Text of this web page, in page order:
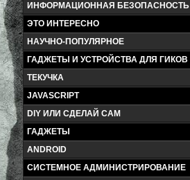
ИНФОРМАЦИОННАЯ БЕЗОПАСНОСТЬ
ЭТО ИНТЕРЕСНО
НАУЧНО-ПОПУЛЯРНОЕ
ГАДЖЕТЫ И УСТРОЙСТВА ДЛЯ ГИКОВ
ТЕКУЧКА
JAVASCRIPT
DIY ИЛИ СДЕЛАЙ САМ
ГАДЖЕТЫ
ANDROID
СИСТЕМНОЕ АДМИНИСТРИРОВАНИЕ